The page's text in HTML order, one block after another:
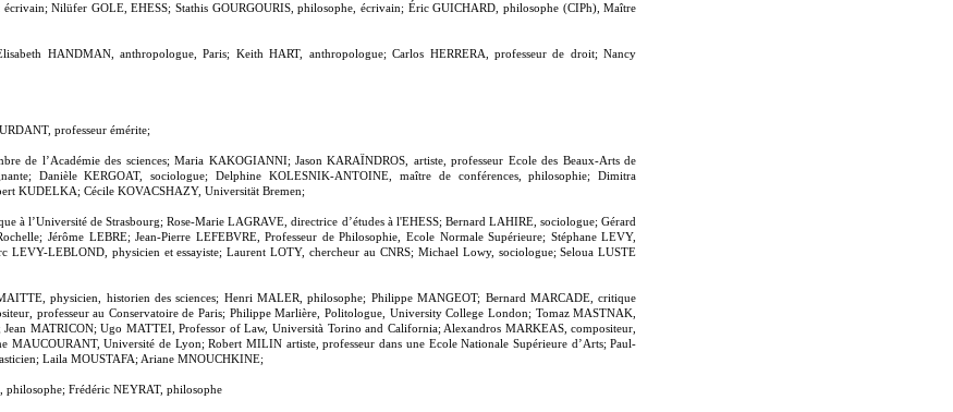
Nilüfer GOLE, EHESS; Stathis GOURGOURIS, philosophe, écrivain; Éric GUICHARD, philosophe (CIPh), Maître
HANDMAN, anthropologue, Paris; Keith HART, anthropologue; Carlos HERRERA, professeur de droit; Nancy
professeur émérite;
de l’Académie des sciences; Maria KAKOGIANNI; Jason KARAÏNDROS, artiste, professeur Ecole des Beaux-Arts de
Danièle KERGOAT, sociologue; Delphine KOLESNIK-ANTOINE, maître de conférences, philosophie; Dimitra
KUDELKA; Cécile KOVACSHAZY, Universität Bremen;
à l’Université de Strasbourg; Rose-Marie LAGRAVE, directrice d’études à l'EHESS; Bernard LAHIRE, sociologue; Gérard
Jérôme LEBRE; Jean-Pierre LEFEBVRE, Professeur de Philosophie, Ecole Normale Supérieure; Stéphane LEVY,
LEVY-LEBLOND, physicien et essayiste; Laurent LOTY, chercheur au CNRS; Michael Lowy, sociologue; Seloua LUSTE
physicien, historien des sciences; Henri MALER, philosophe; Philippe MANGEOT; Bernard MARCADE, critique
professeur au Conservatoire de Paris; Philippe Marlière, Politologue, University College London; Tomaz MASTNAK,
MATRICON; Ugo MATTEI, Professor of Law, Università Torino and California; Alexandros MARKEAS, compositeur,
MAUCOURANT, Université de Lyon; Robert MILIN artiste, professeur dans une Ecole Nationale Supérieure d’Arts; Paul-
Laila MOUSTAFA; Ariane MNOUCHKINE;
Frédéric NEYRAT, philosophe